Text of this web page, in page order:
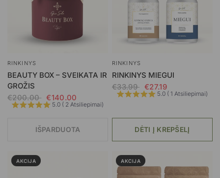
RINKINYS
BEAUTY BOX – SVEIKATA IR
GROŽIS
€200.00
€140.00
5.0 ( 2 Atsiliepimai)
IŠPARDUOTA
RINKINYS
RINKINYS MIEGUI
€33.99
€27.19
5.0 ( 1 Atsiliepimai)
DĖTI Į KREPŠELĮ
AKCIJA AKCIJA